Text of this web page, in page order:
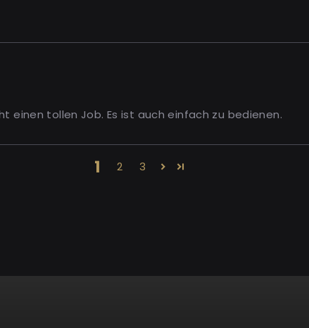
einen tollen Job. Es ist auch einfach zu bedienen.
1 2 3